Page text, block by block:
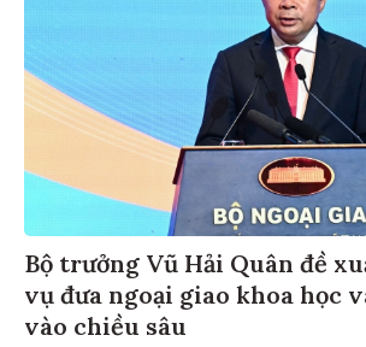
Bộ trưởng Vũ Hải Quân đề
vụ đưa ngoại giao khoa học
vào chiều sâu